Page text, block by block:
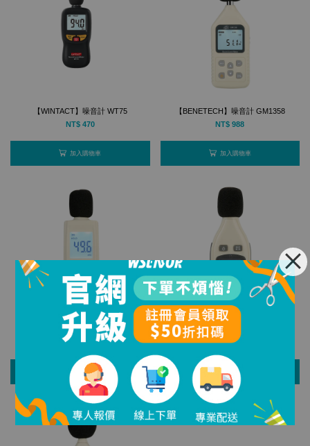
【WINTACT】噪音計 WT75
NT$ 470
加入購物車
【BENETECH】噪音計 GM1358
NT$ 988
加入購物車
【BENETECH】噪音計 GM1352
NT$ 388
加入購物車
【BENETECH】噪音計 GM1351
NT$ 408
加入購物車